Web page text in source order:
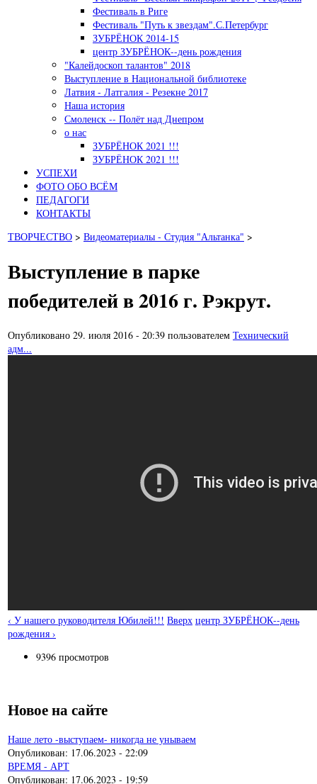
Фестиваль в Риге
Фестиваль "Путь к звездам".С.Петербург
ЗУБРЁНОК 2014-15
центр ЗУБРЁНОК--день рождения
"Калейдоскоп талантов" 2018
Выступление в Национальной библиотеке
Латвия - Латгалия - Резекне 2017
Наша история
Смоленск -- Полёт над Днепром
о нас
ЗУБРЁНОК 2021 !!!
ЗУБРЁНОК 2021 !!!
УСПЕХИ
ФОТО ОБО ВСЁМ
ПЕДАГОГИ
КОНТАКТЫ
ТВОРЧЕСТВО > Видеоматериалы - Студия "Альтанка" >
Выступление в парке
победителей в 2016 г. Рэкрут.
Опубликовано 29. июля 2016 - 20:39 пользователем Технический
адм...
‹ У нашего руководителя Юбилей!!! Вверх центр ЗУБРЁНОК--день
рождения ›
9396 просмотров
Новое на сайте
Наше лето -выступаем- никогда не унываем
Опубликован: 17.06.2023 - 22:09
ВРЕМЯ - АРТ
Опубликован: 17.06.2023 - 19:59